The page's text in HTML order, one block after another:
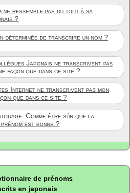
ne ressemble pas du tout à sa
?
déterminée de transcrire un nom ?
Japonais ne transcrivent pas
façon que dans ce site ?
Internet ne transcrivent pas mon
que dans ce site ?
Comme être sûr que la
est bonne ?
de prénoms
en japonais